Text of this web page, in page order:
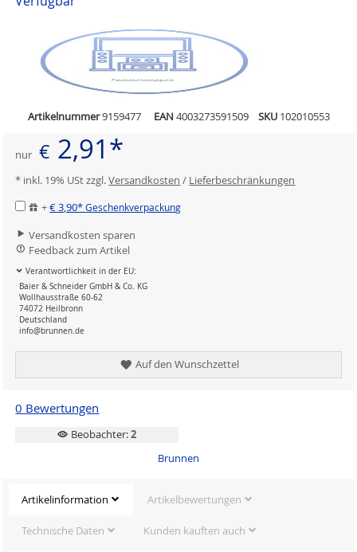
Artikelnummer9159477 EAN 4003273591509 SKU 102010553
nur € 2,91*
* inkl. 19% USt zzgl.Versandkosten / Lieferbeschränkungen
+€ 3,90*Geschenkverpackung
Versandkosten sparen
Feedback zum Artikel
Verantwortlichkeit in der EU:
Baier & Schneider GmbH & Co. KG
Wollhausstraße 60-62
74072 Heilbronn
Deutschland
info@brunnen.de
Auf den Wunschzettel
0 Bewertungen
Beobachter:2
Brunnen
Artikelinformation Artikelbewertungen
Technische Daten Kunden kauften auch